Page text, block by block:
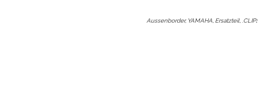
Aussenborder, YAMAHA, Ersatzteil, .CLIP: